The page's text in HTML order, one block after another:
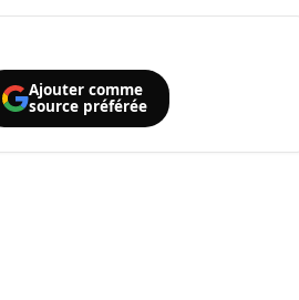
Ajouter comme
source préférée